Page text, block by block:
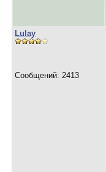
Lulay
Сообщений: 2413